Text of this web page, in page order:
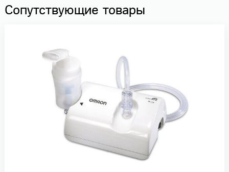
Сопутствующие товары